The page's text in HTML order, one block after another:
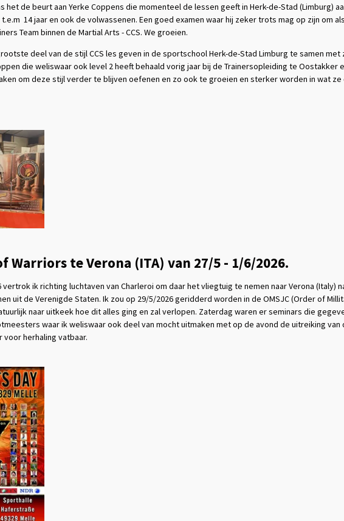
het de beurt aan Yerke Coppens die momenteel de lessen geeft in Herk-de-Stad (Limburg)
14 jaar en ook de volwassenen. Een goed examen waar hij zeker trots mag op zijn om
Team binnen de Martial Arts - CCS. We groeien.
deel van de stijl CCS les geven in de sportschool Herk-de-Stad Limburg te samen met
die weliswaar ook level 2 heeft behaald vorig jaar bij de Trainersopleiding te Oostakker
om deze stijl verder te blijven oefenen en zo ook te groeien en sterker worden in wat ze
Warriors te Verona (ITA) van 27/5 - 1/6/2026.
ik richting luchtaven van Charleroi om daar het vliegtuig te nemen naar Verona (Italy)
uit de Verenigde Staten. Ik zou op 29/5/2026 geridderd worden in de OMSJC (Order of
naar uitkeek hoe dit alles ging en zal verlopen. Zaterdag waren er seminars die
waar ik weliswaar ook deel van mocht uitmaken met op de avond de uitreiking van
herhaling vatbaar.